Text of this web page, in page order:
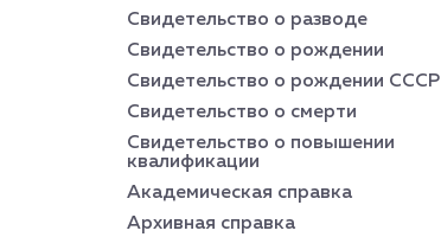
Свидетельство о разводе
Свидетельство о рождении
Свидетельство о рождении СССР
Свидетельство о смерти
Свидетельство о повышении
квалификации
Академическая справка
Архивная справка